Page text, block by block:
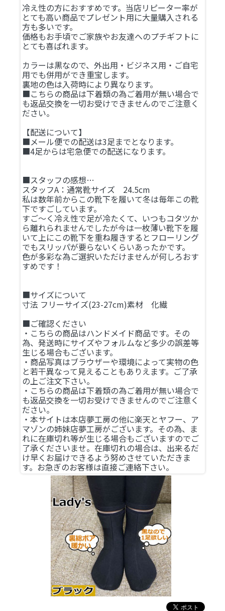
冷え性の方におすすめです。当店リピーター率が
とても高い商品でプレゼント用に大量購入される
方も多いです。
価格もお手頃でご家族やお友達へのプチギフトに
とても喜ばれます。
カラーは黒なので、外出用・ビジネス用・ご自宅
用でも併用ができ重宝します。
裏地の色は入荷時により異なります。
■こちらの商品は下着類の為ご着用が無い場合で
も返品交換を一切お受けできませんのでご注意く
ださい。
【配送について】
■メール便での配送は3足までとなります。
■4足からは宅急便での配送になります。
■スタッフの感想…
スタッフA：通常靴サイズ 24.5cm
私は数年前からこの靴下を履いて冬は毎年この靴
下ですごしています。
すご～く冷え性で足が冷たくて、いつもコタツか
ら離れられませんでしたが今は一枚薄い靴下を履
いて上にこの靴下を重ね履きするとフローリング
でもスリッパが要らないくらいあったかです。
色が多彩な為ご選択いただけませんが何しろおす
すめです！
■サイズについて
寸法 フリーサイズ(23-27cm)素材 化繊
■ご確認ください
・こちらの商品はハンドメイド商品です。その
為、発送時にサイズやフォルムなど多少の誤差等
生じる場合もございます。
・商品写真はブラウザーや環境によって実物の色
と若干異なって見えることもありえます。ご了承
の上ご注文下さい。
・こちらの商品は下着類の為ご着用が無い場合で
も返品交換を一切お受けできませんのでご注意く
ださい。
・本サイトは本店夢工房の他に楽天とヤフー、ア
マゾンの姉妹店夢工房がございます。その為、ま
れに在庫切れ等が生じる場合もございますのでご
了承くださいませ。在庫切れの場合は、出来るだ
け早くお届けできるよう努めさせていただきま
す。お急ぎのお客様は直接ご連絡下さい。